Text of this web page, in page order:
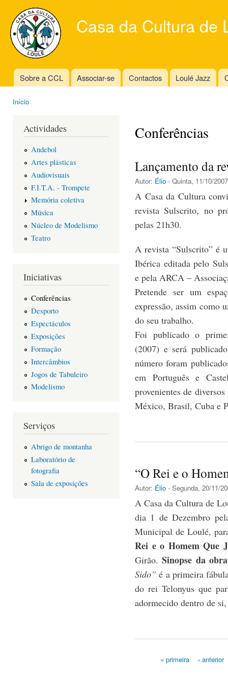
Casa da Cultura de
Main menu
Sobre a CCL Associar-se Contactos Loulé Jazz
Início
Actividades
Andebol
Artes plásticas
Audiovisuais
F.I.T.A. - Trompete
Memória coletiva
Música
Núcleo de Modelismo
Teatro
Iniciativas
Conferências
Desporto
Espectáculos
Exposições
Formação
Intercâmbios
Jogos de Tabuleiro
Modelismo
Serviços
Abrigo de montanha
Laboratório de
fotografia
Sala de exposições
Conferências
Lançamento da
Autor: Élio - Quinta, 11/10/
A Casa da Cultura
revista Sulscrito, no
pelas 21h30.
A revista “Sulscrito” é
Ibérica editada pelo
e pela ARCA –
Pretende ser um
expressão, assim como
do seu trabalho.
Foi publicado o
(2007) e será
número foram
em Português e
provenientes de
México, Brasil, Cuba e
“O Rei e o
Autor: Élio - Segunda, 20/11/
A Casa da Cultura de
dia 1 de Dezembro
Municipal de Loulé,
Rei e o Homem Que
Girão.Sinopse da obra
Sido” é a primeira
do rei Telonyus que
adormecido dentro de
« primeira ‹ anterior